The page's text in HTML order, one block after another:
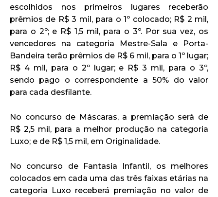
escolhidos nos primeiros lugares receberão
prêmios de R$ 3 mil, para o 1º colocado; R$ 2 mil,
para o 2º; e R$ 1,5 mil, para o 3º. Por sua vez, os
vencedores na categoria Mestre-Sala e Porta-
Bandeira terão prêmios de R$ 6 mil, para o 1º lugar;
R$ 4 mil, para o 2º lugar; e R$ 3 mil, para o 3º,
sendo pago o correspondente a 50% do valor
para cada desfilante.
No concurso de Máscaras, a premiação será de
R$ 2,5 mil, para a melhor produção na categoria
Luxo; e de R$ 1,5 mil, em Originalidade.
No concurso de Fantasia Infantil, os melhores
colocados em cada uma das três faixas etárias na
categoria Luxo receberá premiação no valor de